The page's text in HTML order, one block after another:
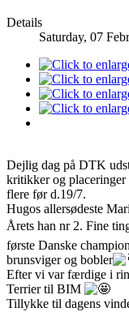
Details
Saturday, 07
Dejlig dag på DTK
kritikker og
flere før d.19/7.
Hugos allersødeste
Årets han nr 2. Fine
første Danske
brunsviger og bobler
Efter vi var færdige i
Terrier til BIM
Tillykke til dagens